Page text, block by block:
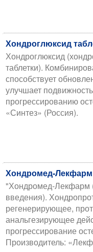
Хондроглюксид
Хондроглюксид
таблетки).
способствует
улучшает
прогрессированию
«Синтез» (Россия).
Хондромед-Лекфарм
"Хондромед-Лекфарм
введения).
регенерирующее,
анальгезирующее
прогрессирование
Производитель: